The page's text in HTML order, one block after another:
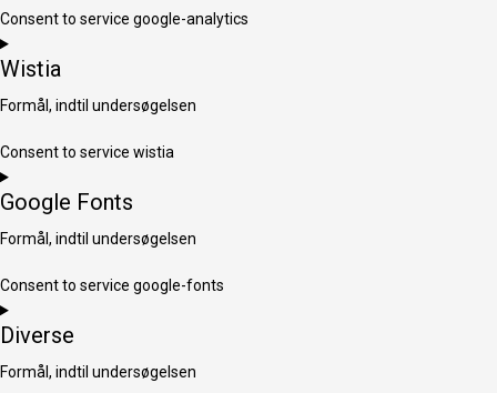
Consent to service google-analytics
Wistia
Formål, indtil undersøgelsen
Consent to service wistia
Google Fonts
Formål, indtil undersøgelsen
Consent to service google-fonts
Diverse
Formål, indtil undersøgelsen